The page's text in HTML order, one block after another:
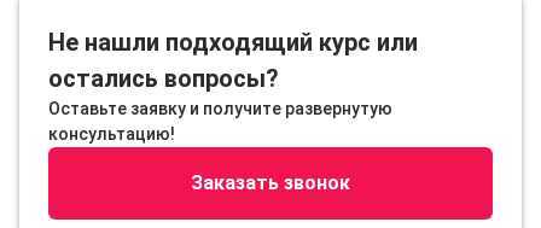
Не нашли подходящий курс или
остались вопросы?
Оставьте заявку и получите развернутую
консультацию!
Заказать звонок